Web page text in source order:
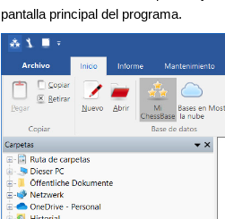
pantalla principal del programa.